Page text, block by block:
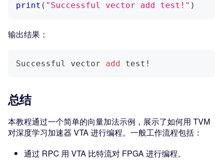
print ( "Successful vector add test!" )
输出结果：
Successful vector add test !
总结
本教程通过一个简单的向量加法示例，展示了如何用 TVM
对深度学习加速器 VTA 进行编程。一般工作流程包括：
通过 RPC 用 VTA 比特流对 FPGA 进行编程。